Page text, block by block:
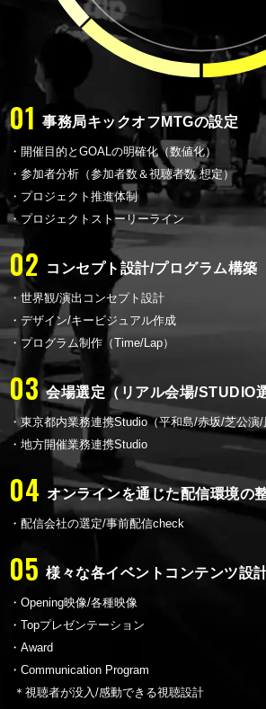
事務局キックオフMTGの設定
01
・開催目的とGOALの明確化（数値化）
・参加者分析（参加者数＆視聴者数 想定）
・プロジェクト推進体制
・プロジェクトストーリーライン
コンセプト設計/プログラム構築
02
・世界観/演出コンセプト設計
・デザイン/キービジュアル作成
・プログラム制作（Time/Lap）
会場選定（リアル会場/STUDIO
03
・東京都内業務連携Studio （平和島/赤坂/芝公演/
・地方開催業務連携Studio
オンラインを通じた配信環境の
04
・配信会社の選定/事前配信check
様々な各イベントコンテンツ設
05
・Opening映像/各種映像
・Topプレゼンテーション
・Award
・Communication Program
＊視聴者が没入/感動できる視聴設計